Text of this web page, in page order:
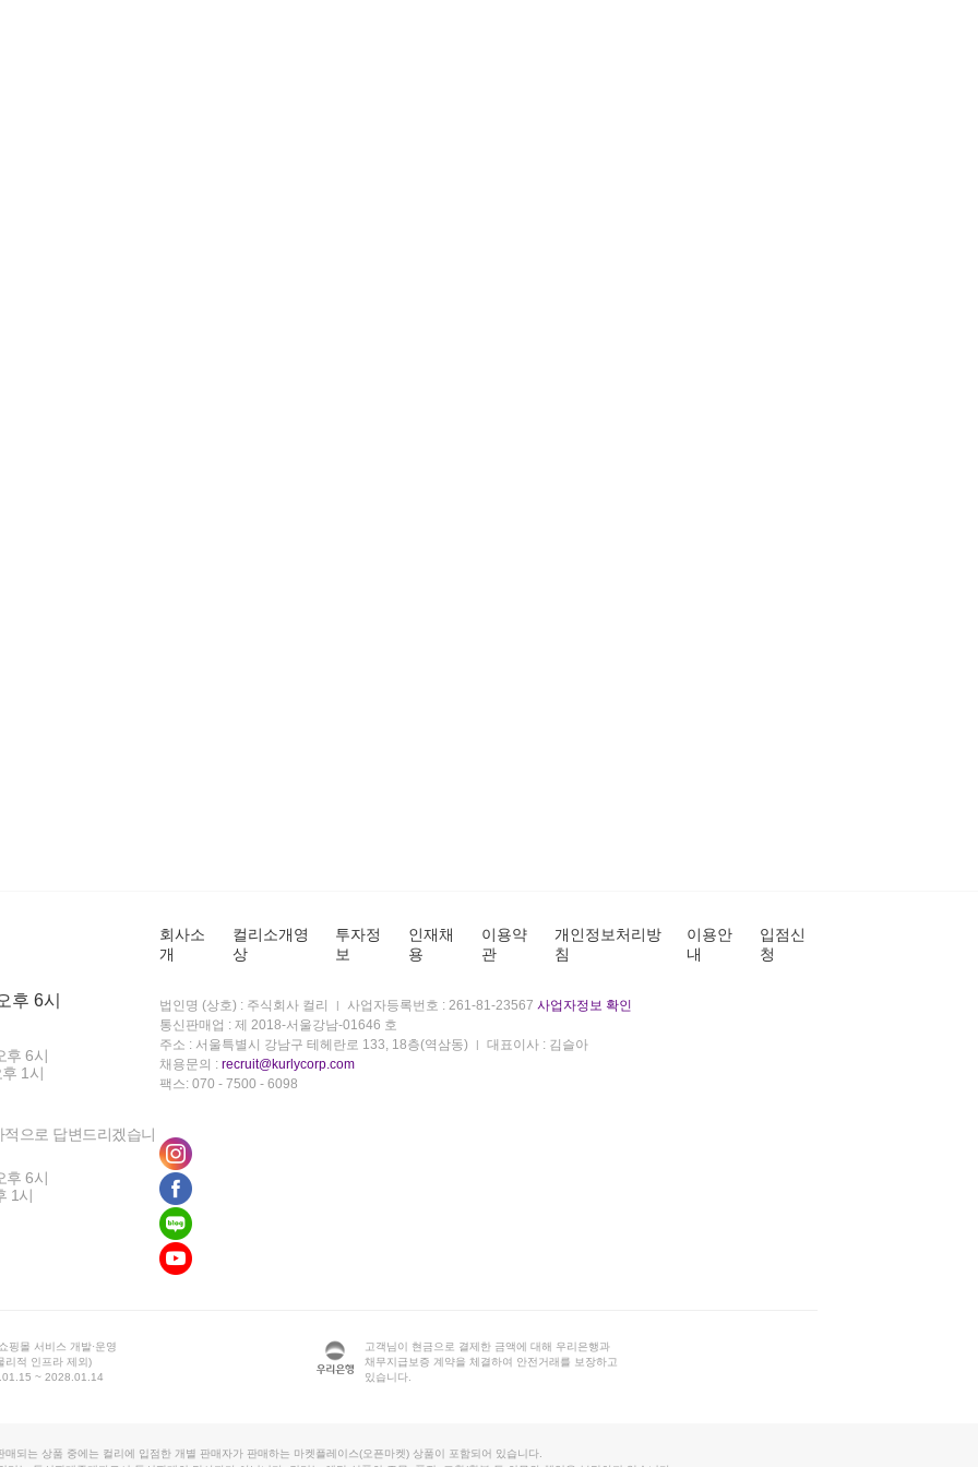
후 6시
후 6시
1시
으로 답변드리겠습니
후 6시
1시
회사소
개
컬리소개영
상
투자정
보
인재채
용
이용약
관
개인정보처리방
침
이용안
내
입점신
청
법인명 (상호) : 주식회사 컬리 사업자등록번호 : 261-81-23567 사업자정보 확인
통신판매업 : 제 2018-서울강남-01646 호
주소 : 서울특별시 강남구 테헤란로 133, 18층(역삼동)
대표이사 : 김슬아
채용문의 : recruit@kurlycorp.com
팩스: 070 - 7500 - 6098
핑몰 서비스 개발·운영
리적 인프라 제외)
~ 2028.01.14
고객님이 현금으로 결제한 금액에 대해 우리은행과
채무지급보증 계약을 체결하여 안전거래를 보장하고
있습니다.
매되는 상품 중에는 컬리에 입점한 개별 판매자가 판매하는 마켓플레이스(오픈마켓) 상품이 포함되어 있습니다.